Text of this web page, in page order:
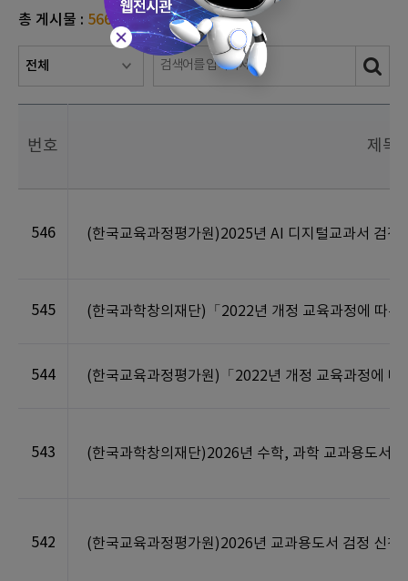
총 게시물 : 566
번호 제목
546 (한국교육과정평가원)2025년 AI 디지털교과서 검정
545 (한국과학창의재단)「2022년 개정 교육과정에 따
544 (한국교육과정평가원)「2022년 개정 교육과정에
543 (한국과학창의재단)2026년 수학, 과학 교과용도서
542 (한국교육과정평가원)2026년 교과용도서 검정 신청